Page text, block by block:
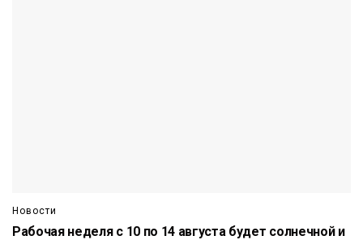
Новости
Рабочая неделя с 10 по 14 августа будет солнечной и